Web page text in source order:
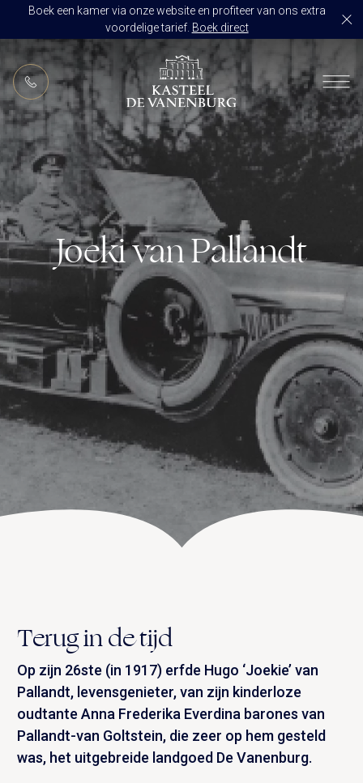
Boek een kamer via onze website en profiteer van ons extra
voordelige tarief. Boek direct
NL
RESTAURANT DE VANENBURG
BRASSERIE DE HOEVE
CULINAIR GENIETEN ARRANGEMENT
KAMERS
ARRANGEMENTEN
ALLES OP ÉÉN LOCATIE
TROUWZALEN
VOORBEELDOFFERTE
BRUIDSSUITE
TROUWLOCATIE ROUTE
ARRANGEMENTEN
ACTIVITEITEN
CONGRES OF CONFERENTIE
EVENEMENT
VERGADERING
VERGADEREN MET OVERNACHTING
JUBILEUM
CONCERT
GROEPSDINER
UITVAART EN CONDOLEANCE
OVER KASTEEL DE VANENBURG
GESCHIEDENIS
ONS TEAM
AGENDA
PLATTEGROND
VERHALEN
IN DE OMGEVING
HUISREGELS EN VEELGESTELDE VRAGEN
Vanenburgerallee 13
3882 RH Putten
info@vanenburg.nl
0341 375 454
Joeki van Pallandt
Terug in de tijd
Op zijn 26ste (in 1917) erfde Hugo ‘Joekie’ van
Pallandt, levensgenieter, van zijn kinderloze
oudtante Anna Frederika Everdina barones van
Pallandt-van Goltstein, die zeer op hem gesteld
was, het uitgebreide landgoed De Vanenburg.